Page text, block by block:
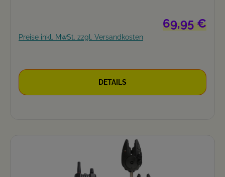
Batteriehaltbarkeit und Batteriealarm PVC
Schutzhülle inkludiert Betrieben mit 1 x CR2 3V
Batterie (nicht inklusive)
Regulärer
69,95 €
Preise inkl. MwSt. zzgl. Versandkosten
DETAILS